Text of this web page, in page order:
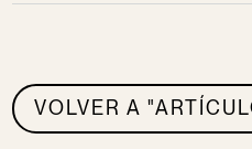
VOLVER A